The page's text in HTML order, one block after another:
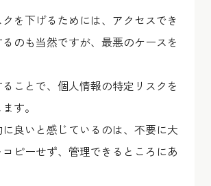
を下げるためには、アクセスでき
のも当然ですが、最悪のケースを
ことで、個人情報の特定リスクを
す。
良いと感じているのは、不要に大
ピーせず、管理できるところにあ